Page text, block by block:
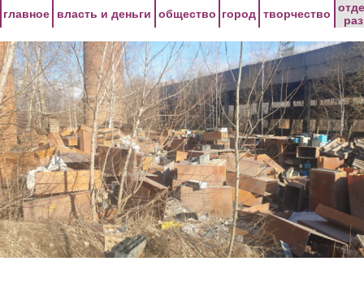
главное власть и деньги общество город творчество